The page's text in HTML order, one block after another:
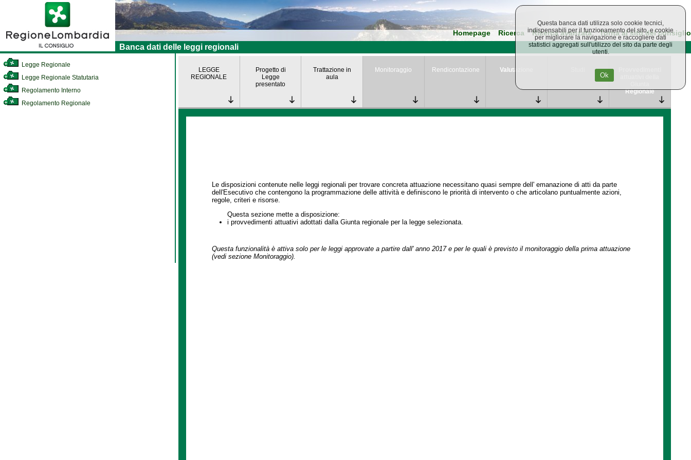
Homepage Ricerca Ricerca avanzata Torna al sito del consiglio
Banca dati delle leggi regionali
Legge Regionale
Legge Regionale Statutaria
Regolamento Interno
Regolamento Regionale
LEGGE
REGIONALE
Progetto di
Legge
presentato
Trattazione in
aula
Monitoraggio Rendicontazione Valutazione
Regionale
Le disposizioni contenute nelle leggi regionali per trovare concreta attuazione necessitano quasi sempre dell' emanazione di atti da parte
dell'Esecutivo che contengono la programmazione delle attività e definiscono le priorità di intervento o che articolano puntualmente azioni,
regole, criteri e risorse.
Questa sezione mette a disposizione:
i provvedimenti attuativi adottati dalla Giunta regionale per la legge selezionata.
Questa funzionalità è attiva solo per le leggi approvate a partire dall' anno 2017 e per le quali è previsto il monitoraggio della prima attuazione
(vedi sezione Monitoraggio).
Questa banca dati utilizza solo cookie tecnici,
indispensabili per il funzionamento del sito, e cookie
per migliorare la navigazione e raccogliere dati
statistici aggregati sull'utilizzo del sito da parte degli
utenti.
Ok